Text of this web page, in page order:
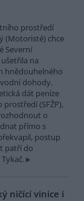
prostředí
(Motoristé) chce
Severní
na
hnědouhelného
dohody.
dát peníze
(SFŽP),
o
přímo s
postup
patří do
ničící vinice i